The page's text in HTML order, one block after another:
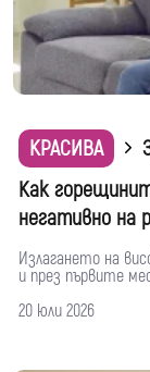
КРАСИВА
Как
негативно на
Излагането на
и през първите
20 юли 2026